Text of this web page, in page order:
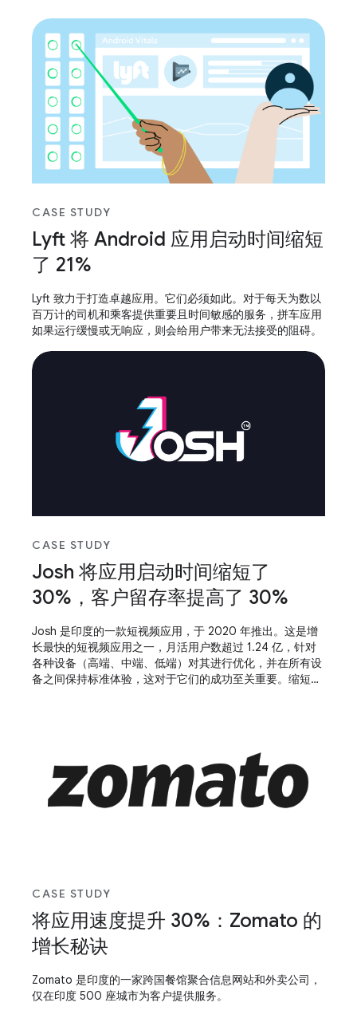
CASE STUDY
Lyft 将 Android 应用启动时间缩短
了 21%
Lyft 致力于打造卓越应用。它们必须如此。对于每天为数以
百万计的司机和乘客提供重要且时间敏感的服务，拼车应用
如果运行缓慢或无响应，则会给用户带来无法接受的阻碍。
CASE STUDY
Josh 将应用启动时间缩短了
30%，客户留存率提高了 30%
Josh 是印度的一款短视频应用，于 2020 年推出。这是增
长最快的短视频应用之一，月活用户数超过 1.24 亿，针对
各种设备（高端、中端、低端）对其进行优化，并在所有设
备之间保持标准体验，这对于它们的成功至关重要。缩短应
CASE STUDY
将应用速度提升 30%：Zomato 的
增长秘诀
Zomato 是印度的一家跨国餐馆聚合信息网站和外卖公司，
仅在印度 500 座城市为客户提供服务。